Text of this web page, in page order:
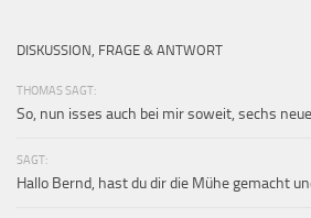
DISKUSSION, FRAGE & ANTWORT
THOMAS SAGT:
So, nun isses auch bei mir soweit, sechs
SAGT:
Hallo Bernd, hast du dir die Mühe gemacht